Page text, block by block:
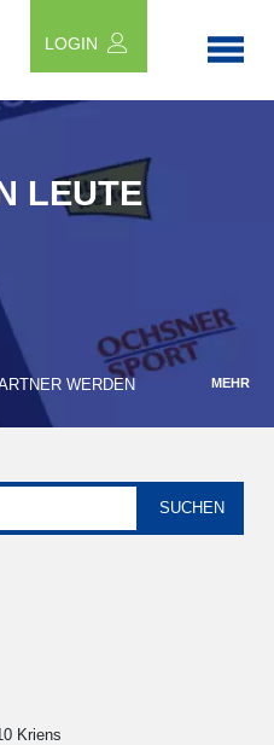
LOGIN
LEUTE
WERDEN MEHR
Kriens